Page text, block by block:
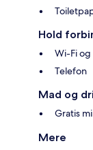
Hold
Wi-Fi
Telefon
Mad og
Gratis
Mere